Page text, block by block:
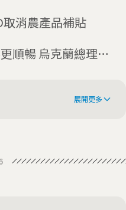
消農產品補貼
蘭總理請
展開更多
ban